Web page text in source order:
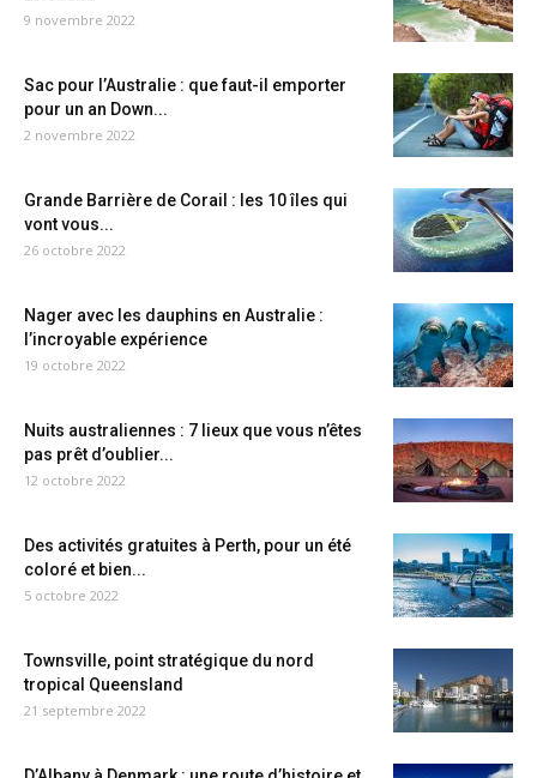
9 novembre 2022
Sac pour l’Australie : que faut-il emporter
pour un an Down...
2 novembre 2022
Grande Barrière de Corail : les 10 îles qui
vont vous...
26 octobre 2022
Nager avec les dauphins en Australie :
l’incroyable expérience
19 octobre 2022
Nuits australiennes : 7 lieux que vous n’êtes
pas prêt d’oublier...
12 octobre 2022
Des activités gratuites à Perth, pour un été
coloré et bien...
5 octobre 2022
Townsville, point stratégique du nord
tropical Queensland
21 septembre 2022